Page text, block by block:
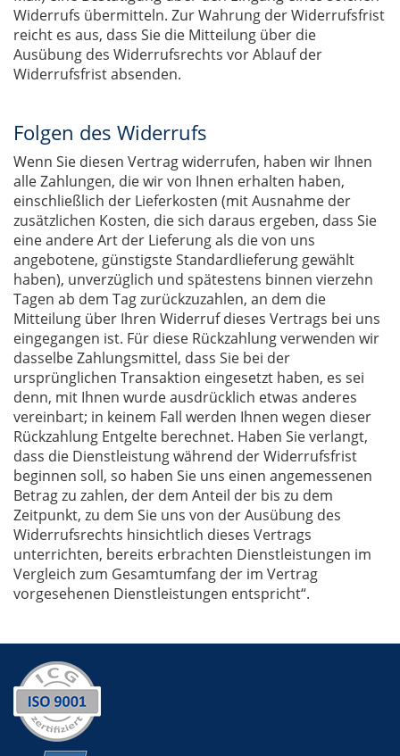
Widerrufs übermitteln. Zur Wahrung der Widerrufsfrist
reicht es aus, dass Sie die Mitteilung über die
Ausübung des Widerrufsrechts vor Ablauf der
Widerrufsfrist absenden.
Folgen des Widerrufs
Wenn Sie diesen Vertrag widerrufen, haben wir Ihnen
alle Zahlungen, die wir von Ihnen erhalten haben,
einschließlich der Lieferkosten (mit Ausnahme der
zusätzlichen Kosten, die sich daraus ergeben, dass Sie
eine andere Art der Lieferung als die von uns
angebotene, günstigste Standardlieferung gewählt
haben), unverzüglich und spätestens binnen vierzehn
Tagen ab dem Tag zurückzuzahlen, an dem die
Mitteilung über Ihren Widerruf dieses Vertrags bei uns
eingegangen ist. Für diese Rückzahlung verwenden wir
dasselbe Zahlungsmittel, dass Sie bei der
ursprünglichen Transaktion eingesetzt haben, es sei
denn, mit Ihnen wurde ausdrücklich etwas anderes
vereinbart; in keinem Fall werden Ihnen wegen dieser
Rückzahlung Entgelte berechnet. Haben Sie verlangt,
dass die Dienstleistung während der Widerrufsfrist
beginnen soll, so haben Sie uns einen angemessenen
Betrag zu zahlen, der dem Anteil der bis zu dem
Zeitpunkt, zu dem Sie uns von der Ausübung des
Widerrufsrechts hinsichtlich dieses Vertrags
unterrichten, bereits erbrachten Dienstleistungen im
Vergleich zum Gesamtumfang der im Vertrag
vorgesehenen Dienstleistungen entspricht“.